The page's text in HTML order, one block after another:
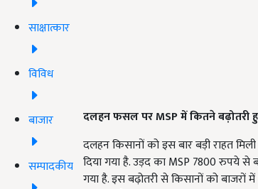
साक्षात्कार
विविध
बाजार
सम्पादकीय
दलहन फसल पर MSP में कितने बढ़ोतरी
दलहन किसानों को इस बार बड़ी राहत
दिया गया है. उड़द का MSP 7800 रुपये
गया है. इस बढ़ोतरी से किसानों को